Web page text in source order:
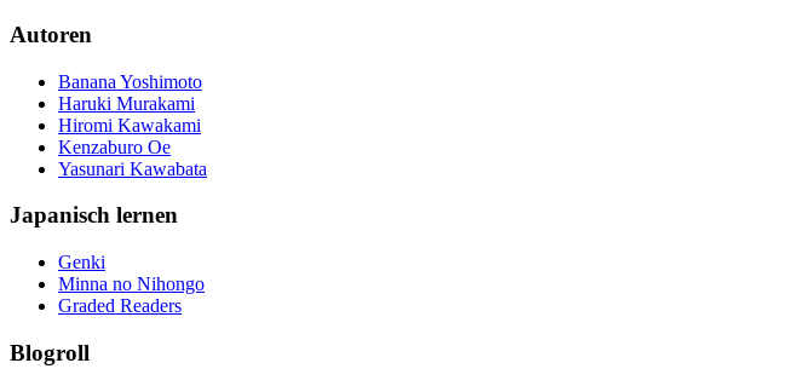
Autoren
Banana Yoshimoto
Haruki Murakami
Hiromi Kawakami
Kenzaburo Oe
Yasunari Kawabata
Japanisch lernen
Genki
Minna no Nihongo
Graded Readers
Blogroll